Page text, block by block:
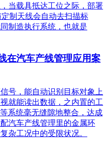
当载具抵达工位之际，部署
制天线会自动去扫描标
制造执行系统，也就是
在汽车产线管理应用案
号，能自动识别目标对象上
就能读出数据，之内置的工
系统毫无缝隙地整合，达成
汽车产线管理里的金属环
杂工况中的受限状况。